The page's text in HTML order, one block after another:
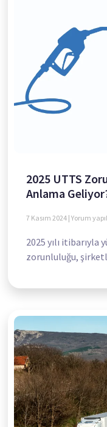
2025 UTTS
Anlama
7 Kasım 2024 Yorum
2025 yılı itibarıyla
zorunluluğu,